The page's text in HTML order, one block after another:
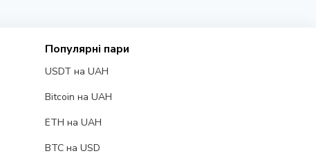
Популярні пари
USDT на UAH
Bitcoin на UAH
ETH на UAH
BTC на USD